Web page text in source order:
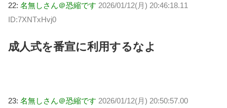
22: 名無しさん＠恐縮です 2026/01/12(月) 20:46:18.11
ID:7XNTxHvj0
成人式を番宣に利用するなよ
23: 名無しさん＠恐縮です 2026/01/12(月) 20:50:57.00